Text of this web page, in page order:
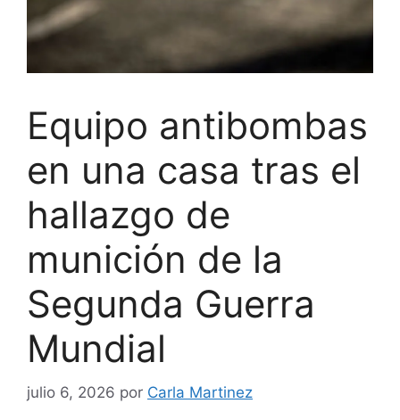
Equipo antibombas
en una casa tras el
hallazgo de
munición de la
Segunda Guerra
Mundial
julio 6, 2026 por Carla Martinez